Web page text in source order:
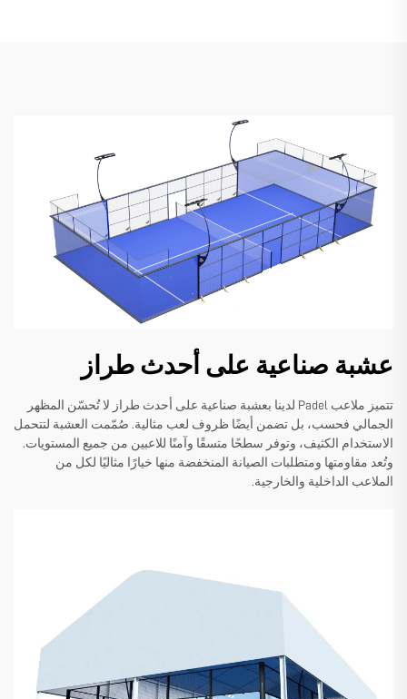
عشبة صناعية على أحدث طراز
تتميز ملاعب Padel لدينا بعشبة صناعية على أحدث طراز لا تُحسّن المظهر
الجمالي فحسب، بل تضمن أيضًا ظروف لعب مثالية. صُمّمت العشبة لتتحمل
الاستخدام الكثيف، وتوفر سطحًا متسقًا وآمنًا للاعبين من جميع المستويات.
وتُعد مقاومتها ومتطلبات الصيانة المنخفضة منها خيارًا مثاليًا لكل من
الملاعب الداخلية والخارجية.